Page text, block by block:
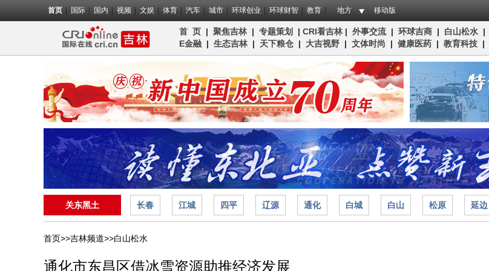
首页 国际 国内 视频 文娱 体育 汽车 城市 环球创业 环球财智 教育 地方 移动版
首 页 | 聚焦吉林| 专题策划 | CRI看吉林 | 外事交流| 环球吉商 | 白山松水 |
E金融 | 生态吉林| 天下粮仓 | 大吉视野 | 文体时尚 | 健康医药 | 教育科技 |
关东黑土 长春 江城 四平 辽源 通化 白城 白山 松原 延边
首页>>吉林频道>>白山松水
通化市东昌区借冰雪资源助推经济发展